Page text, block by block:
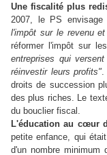
Une fiscalité plus
2007, le PS
l'impôt sur le revenu
réformer l'impôt sur
entreprises qui
réinvestir leurs profits".
droits de succession
des plus riches. Le
du bouclier fiscal.
L'éducation au cœur
petite enfance, qui
d'un nombre minimum